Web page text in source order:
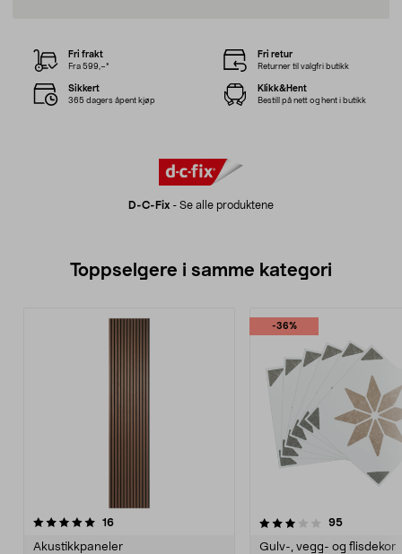
D-C-Fix - Se alle produktene
Fri frakt
Fra 599,–*
Fri retur
Returner til valgfri butikk
Sikkert
365 dagers åpent kjøp
Klikk&Hent
Bestill på nett og hent i butikk
Toppselgere i samme kategori
16anmeldelser
Akustikkpaneler
-36%
3.5 av 5 stjerner 95
Gulv-, vegg- og flisdekor
5.0 av 5 stjerner